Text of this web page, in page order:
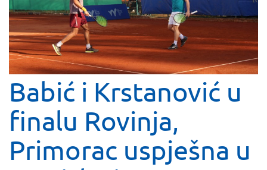
Babić i Krstanović u
finalu Rovinja,
Primorac uspješna u